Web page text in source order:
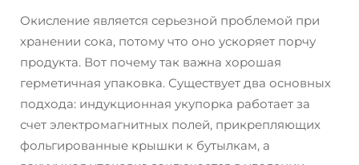
Окисление является серьезной проблемой при
хранении сока, потому что оно ускоряет порчу
продукта. Вот почему так важна хорошая
герметичная упаковка. Существует два основных
подхода: индукционная укупорка работает за
счет электромагнитных полей, прикрепляющих
фольгированные крышки к бутылкам, а